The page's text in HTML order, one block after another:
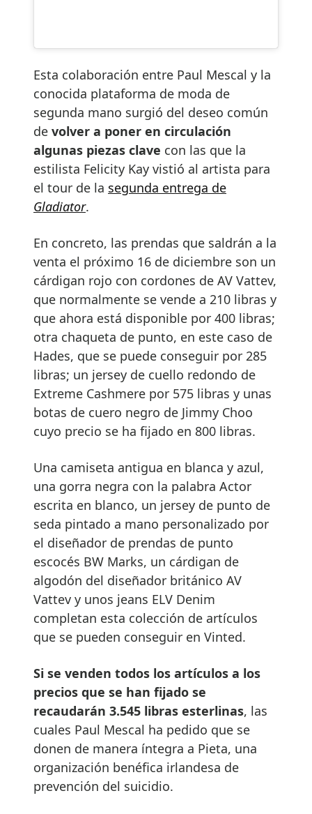
Esta colaboración entre Paul Mescal y la
conocida plataforma de moda de
segunda mano surgió del deseo común
de volver a poner en circulación
algunas piezas clave con las que la
estilista Felicity Kay vistió al artista para
el tour de la segunda entrega de
Gladiator.
En concreto, las prendas que saldrán a la
venta el próximo 16 de diciembre son un
cárdigan rojo con cordones de AV Vattev,
que normalmente se vende a 210 libras y
que ahora está disponible por 400 libras;
otra chaqueta de punto, en este caso de
Hades, que se puede conseguir por 285
libras; un jersey de cuello redondo de
Extreme Cashmere por 575 libras y unas
botas de cuero negro de Jimmy Choo
cuyo precio se ha fijado en 800 libras.
Una camiseta antigua en blanca y azul,
una gorra negra con la palabra Actor
escrita en blanco, un jersey de punto de
seda pintado a mano personalizado por
el diseñador de prendas de punto
escocés BW Marks, un cárdigan de
algodón del diseñador británico AV
Vattev y unos jeans ELV Denim
completan esta colección de artículos
que se pueden conseguir en Vinted.
Si se venden todos los artículos a los
precios que se han fijado se
recaudarán 3.545 libras esterlinas, las
cuales Paul Mescal ha pedido que se
donen de manera íntegra a Pieta, una
organización benéfica irlandesa de
prevención del suicidio.